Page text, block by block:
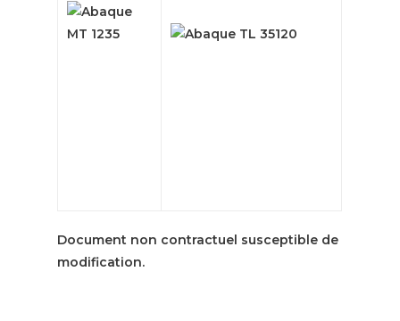
Document non contractuel susceptible de
modification.